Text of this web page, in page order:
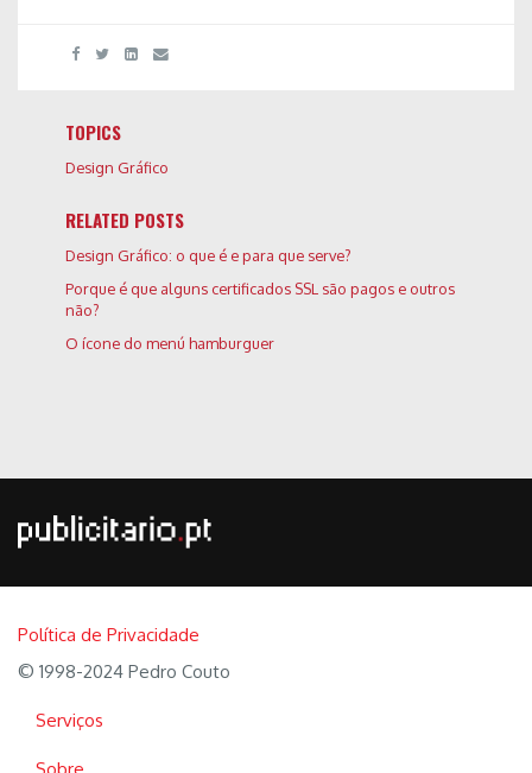
TOPICS
Design Gráfico
RELATED POSTS
Design Gráfico: o que é e para que serve?
Porque é que alguns certificados SSL são pagos e outros
não?
O ícone do menú hamburguer
Política de Privacidade
© 1998-2024 Pedro Couto
Serviços